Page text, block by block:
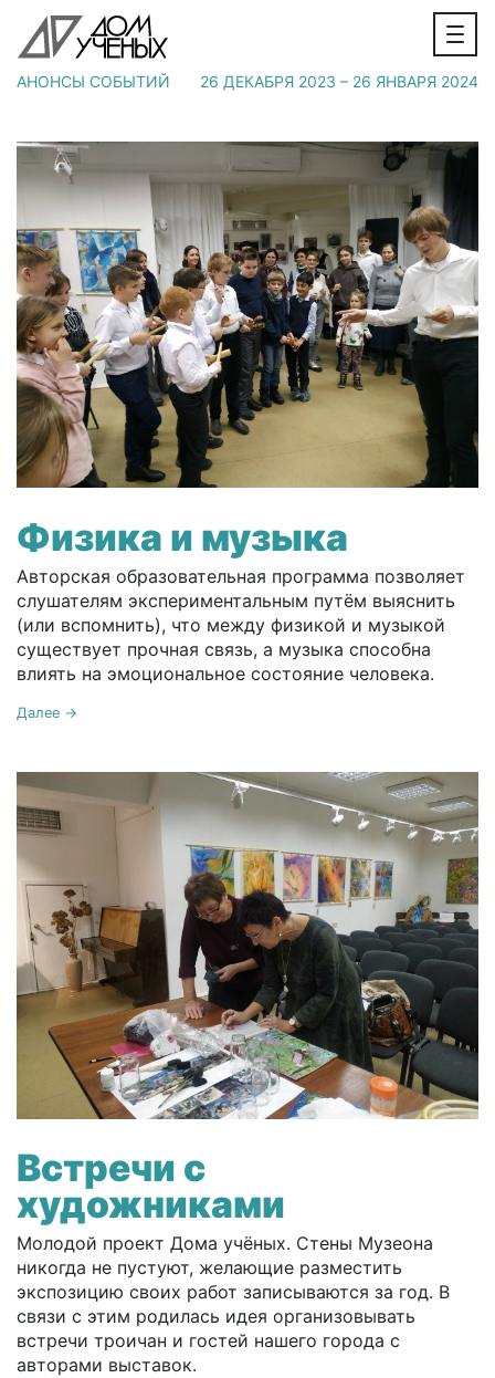
АНОНСЫ СОБЫТИЙ 26 ДЕКАБРЯ 2023 – 26 ЯНВАРЯ 2024
Физика и музыка
Авторская образовательная программа позволяет
слушателям экспериментальным путём выяснить
(или вспомнить), что между физикой и музыкой
существует прочная связь, а музыка способна
влиять на эмоциональное состояние человека.
Далее →
Встречи с
художниками
Молодой проект Дома учёных. Стены Музеона
никогда не пустуют, желающие разместить
экспозицию своих работ записываются за год. В
связи с этим родилась идея организовывать
встречи троичан и гостей нашего города с
авторами выставок.